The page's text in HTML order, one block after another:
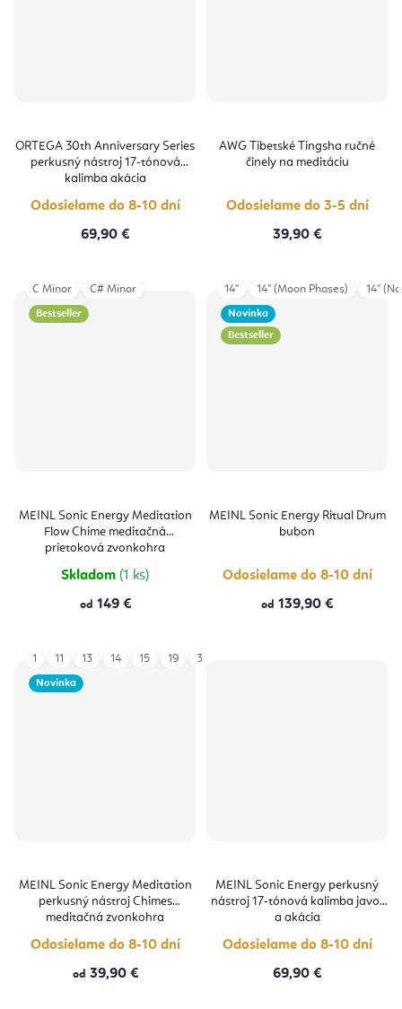
ORTEGA 30th Anniversary Series
perkusný nástroj 17-tónová
kalimba akácia
Odosielame do 8-10 dní
69,90 €
AWG Tibetské Tingsha ručné
činely na meditáciu
Odosielame do 3-5 dní
39,90 €
Bestseller
MEINL Sonic Energy Meditation
Flow Chime meditačná
prietoková zvonkohra
Skladom (1 ks)
od 149 €
C Minor C# Minor
Novinka
Bestseller
MEINL Sonic Energy Ritual Drum
bubon
Odosielame do 8-10 dní
od 139,90 €
14" 14" (Moon Phases) 14"
Novinka
MEINL Sonic Energy Meditation
perkusný nástroj Chimes
meditačná zvonkohra
Odosielame do 8-10 dní
od 39,90 €
1 11 13 14 15 19 3
MEINL Sonic Energy perkusný
nástroj 17-tónová kalimba javor
a akácia
Odosielame do 8-10 dní
69,90 €